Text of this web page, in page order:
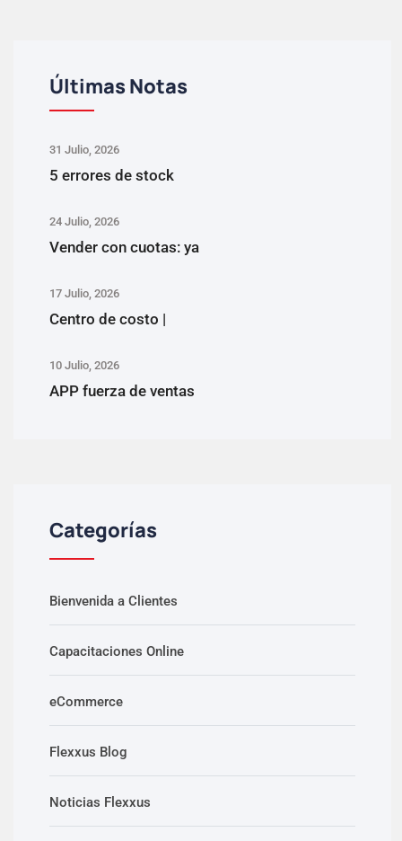
Últimas Notas
31 Julio, 2026
5 errores de stock
24 Julio, 2026
Vender con cuotas: ya
17 Julio, 2026
Centro de costo |
10 Julio, 2026
APP fuerza de ventas
Categorías
Bienvenida a Clientes
Capacitaciones Online
eCommerce
Flexxus Blog
Noticias Flexxus